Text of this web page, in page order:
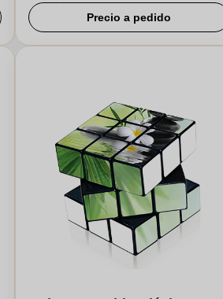
Precio a pedido